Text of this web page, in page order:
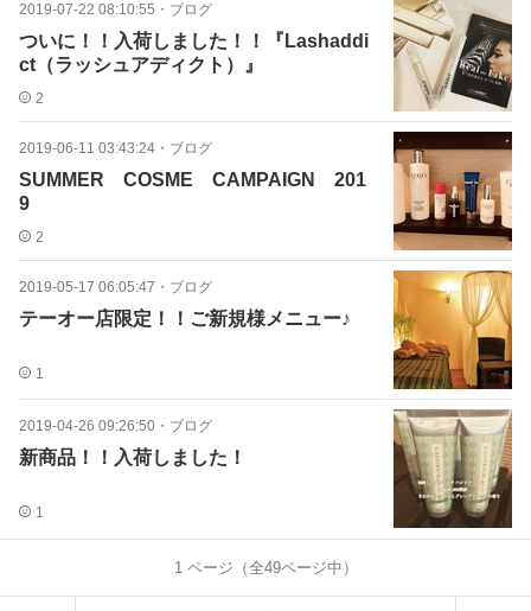
2019-07-22 08:10:55 ・ ブログ
ついに！！入荷しました！！『Lashaddi
ct（ラッシュアディクト）』
2
2019-06-11 03:43:24 ・ ブログ
SUMMER COSME CAMPAIGN 201
9
2
2019-05-17 06:05:47 ・ ブログ
テーオー店限定！！ご新規様メニュー♪
1
2019-04-26 09:26:50 ・ ブログ
新商品！！入荷しました！
1
1ページ（全49ページ中）